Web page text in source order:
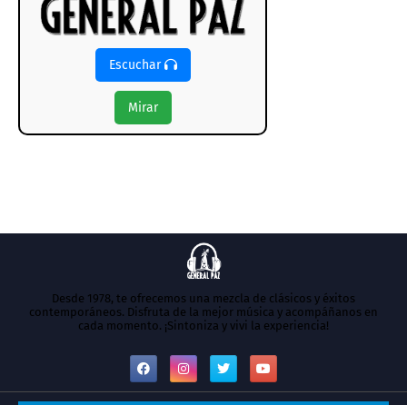
Escuchar
Mirar
Desde 1978, te ofrecemos una mezcla de clásicos y éxitos
contemporáneos. Disfruta de la mejor música y acompáñanos en
cada momento. ¡Sintoniza y vivi la experiencia!